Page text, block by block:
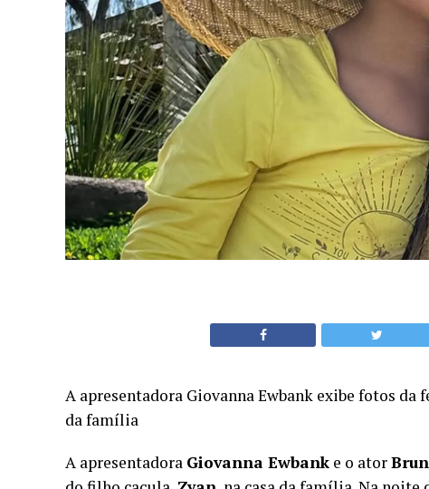
A apresentadora Giovanna Ewbank exibe fotos da
da família
A apresentadora Giovanna Ewbank e o ator